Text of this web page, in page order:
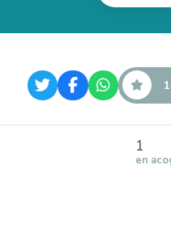
1
en